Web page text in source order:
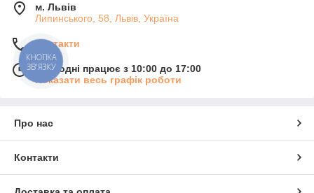
м. Львів
Липинського, 58, Львів, Україна
Контакти
Сьогодні працює з 10:00 до 17:00
Показати весь графік роботи
Про нас
Контакти
КНОПКА
ЗВ'ЯЗКУ